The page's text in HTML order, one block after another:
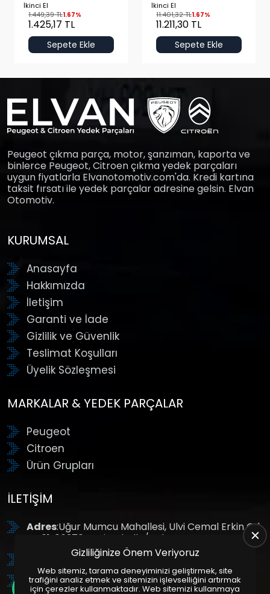
İkinci El
1.449,39 TL1.67%
1.425,17 TL
Sepete Ekle
İkinci El
11.401,32 TL1.67%
11.211,30 TL
Sepete Ekle
Peugeot çıkma parça, motor, şanzıman, kaporta ve
binlerce Peugeot, Citroen çıkma yedek parçaları
uygun fiyatlarla Elvanotomotiv.com'da. Kredi kartına
taksit fırsatı ile yedek parçalar adresine gelsin. Elvan
Otomotiv.
KURUMSAL
Anasayfa
Hakkımızda
İletişim
Garanti ve İade
Gizlilik ve Güvenlik
Teslimat Koşulları
Üyelik Sözleşmesi
MARKALAR & YEDEK PARÇALAR
Peugeot
Citroen
Ürün Grupları
İLETIŞIM
Adres:Uğur Mumcu Mahallesi, Ulvi Cemal Erkin Cd.
No:61, 06370 Yenimahalle/Ankara
: +90 (312) 354 8888
GSM: +90 (532) 343 4085
Gizliliğinize Önem Veriyoruz
Web sitemiz, tarama deneyiminizi geliştirmek, site
trafiğini analiz etmek ve sitemizin işlevselliğini artırmak
için çerezler kullanmaktadır. Web sitemizi kullanmaya